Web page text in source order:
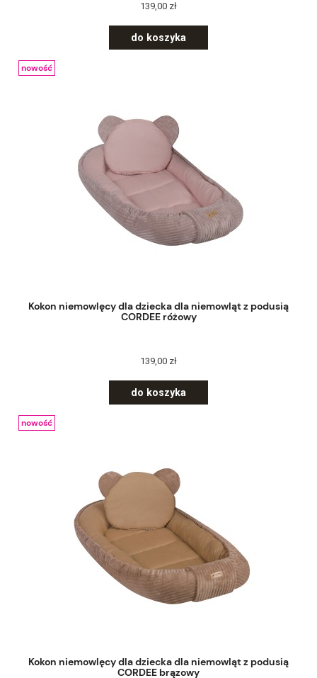
139,00 zł
do koszyka
Kokon niemowlęcy dla dziecka dla niemowląt z podusią
CORDEE różowy
139,00 zł
do koszyka
nowość
Kokon niemowlęcy dla dziecka dla niemowląt z podusią
CORDEE brązowy
nowość